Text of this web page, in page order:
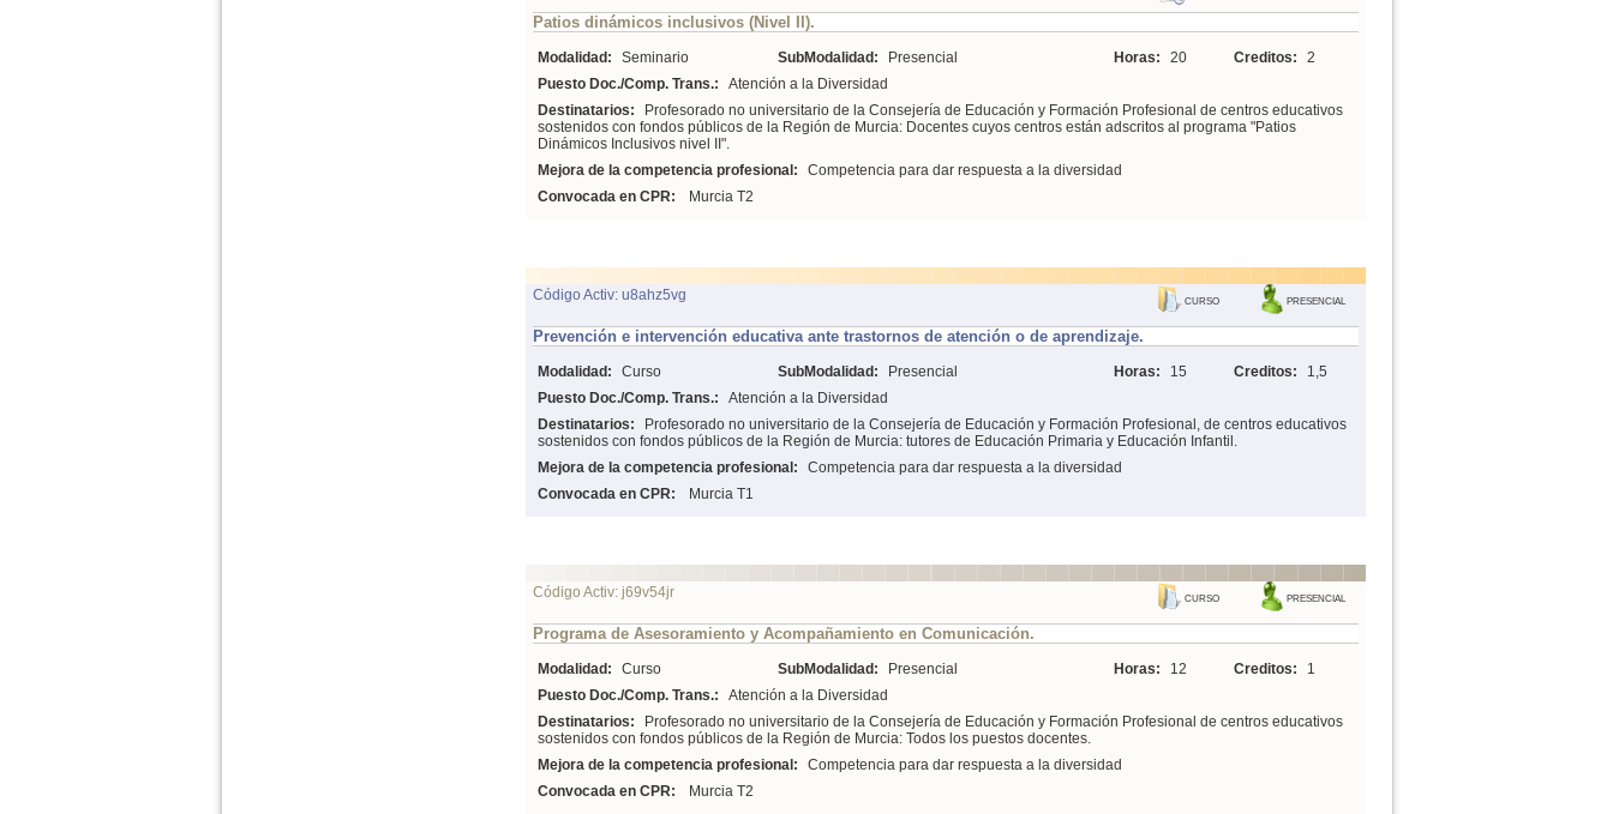
Patios dinámicos inclusivos (Nivel II).
Modalidad: Seminario SubModalidad: Presencial Horas: 20 Creditos:
2
Puesto Doc./Comp. Trans.:
Atención a la Diversidad
Destinatarios:
Profesorado no universitario de la Consejería de Educación y Formación Profesional de centros educativos
sostenidos con fondos públicos de la Región de Murcia: Docentes cuyos centros están adscritos al programa "Patios
Dinámicos Inclusivos nivel II".
Mejora de la competencia profesional:
Competencia para dar respuesta a la diversidad
Convocada en CPR:
Murcia T2
Código Activ: u8ahz5vg PRESENCIAL
CURSO
Prevención e intervención educativa ante trastornos de atención o de aprendizaje.
Modalidad: Curso SubModalidad: Presencial Horas: 15 Creditos:
1,5
Puesto Doc./Comp. Trans.:
Atención a la Diversidad
Destinatarios:
Profesorado no universitario de la Consejería de Educación y Formación Profesional, de centros educativos
sostenidos con fondos públicos de la Región de Murcia: tutores de Educación Primaria y Educación Infantil.
Mejora de la competencia profesional:
Competencia para dar respuesta a la diversidad
Convocada en CPR:
Murcia T1
Código Activ: j69v54jr PRESENCIAL
CURSO
Programa de Asesoramiento y Acompañamiento en Comunicación.
Modalidad: Curso SubModalidad: Presencial Horas: 12 Creditos:
1
Puesto Doc./Comp. Trans.:
Atención a la Diversidad
Destinatarios:
Profesorado no universitario de la Consejería de Educación y Formación Profesional de centros educativos
sostenidos con fondos públicos de la Región de Murcia: Todos los puestos docentes.
Mejora de la competencia profesional:
Competencia para dar respuesta a la diversidad
Convocada en CPR:
Murcia T2